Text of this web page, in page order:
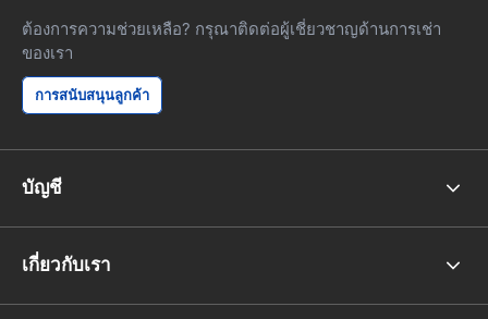
ต้องการความช่วยเหลือ? กรุณาติดต่อผู้เชี่ยวชาญด้านการเช่า
ของเรา
การสนับสนุนลูกค้า
บัญชี
เกี่ยวกับเรา